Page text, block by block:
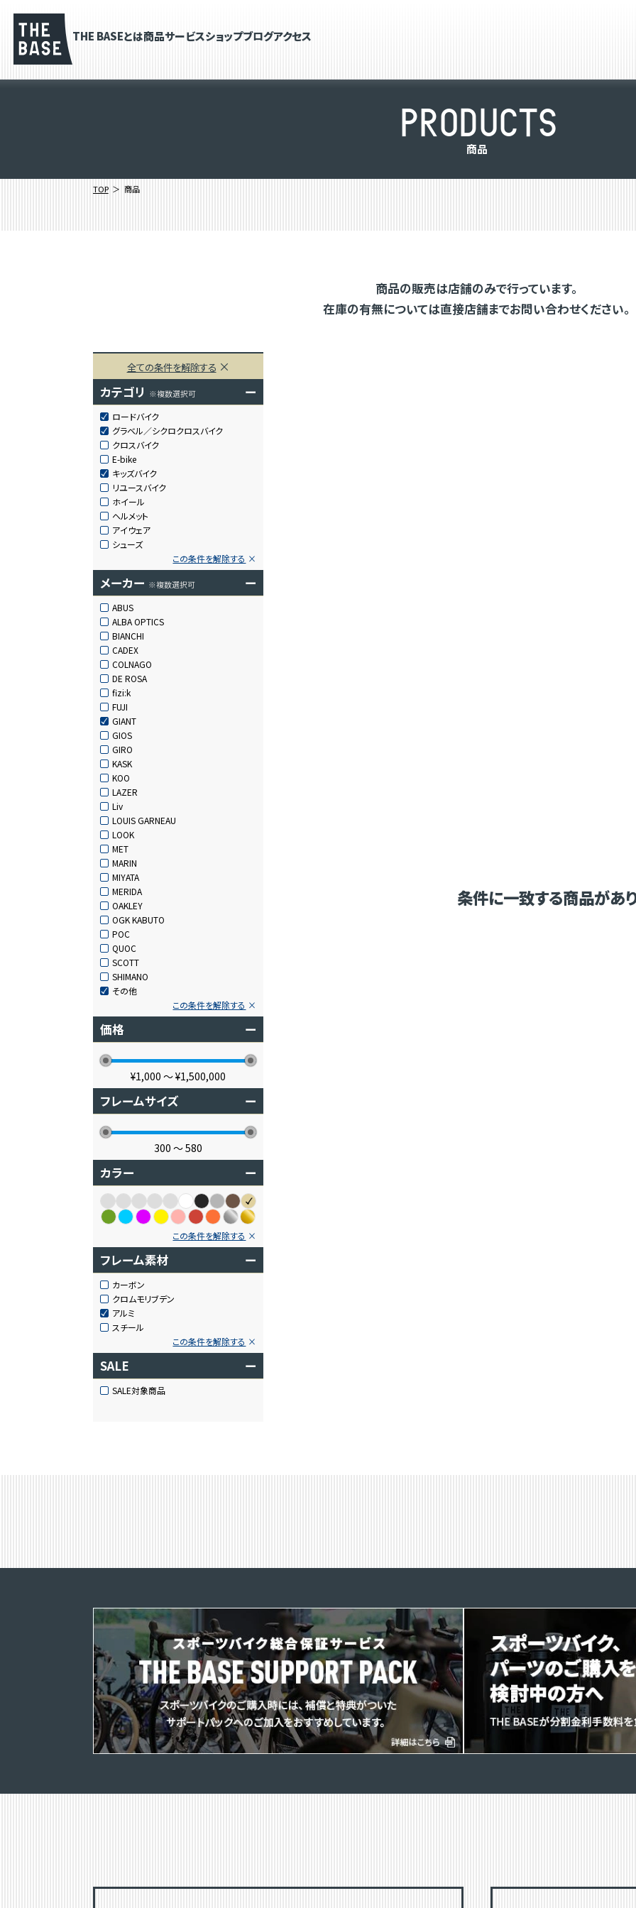
THE BASEとは商品サービスショップブログアクセス
PRODUCTS
商品
TOP 商品
商品の販売は店舗のみで行っています。
在庫の有無については直接店舗までお問い合わせください。
全ての条件を解除する
カテゴリ ※複数選択可 ー
ロードバイク
グラベル／シクロクロスバイク
クロスバイク
E-bike
キッズバイク
リユースバイク
ホイール
ヘルメット
アイウェア
シューズ
この条件を解除する
メーカー ※複数選択可 ー
ABUS
ALBA OPTICS
BIANCHI
CADEX
COLNAGO
DE ROSA
fizi:k
FUJI
GIANT
GIOS
GIRO
KASK
KOO
LAZER
Liv
LOUIS GARNEAU
LOOK
MET
MARIN
MIYATA
MERIDA
OAKLEY
OGK KABUTO
POC
QUOC
SCOTT
SHIMANO
その他
この条件を解除する
価格 ー
¥1,000 〜¥1,500,000
フレームサイズ ー
300 〜580
カラー ー
この条件を解除する
フレーム素材 ー
カーボン
クロムモリブデン
アルミ
スチール
この条件を解除する
SALE ー
SALE対象商品
条件に一致する商品があ